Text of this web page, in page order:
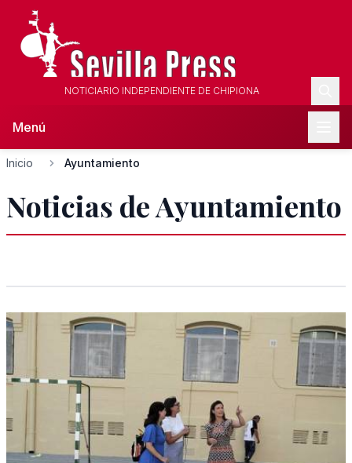
NOTICIARIO INDEPENDIENTE DE CHIPIONA
Menú
Inicio Ayuntamiento
Noticias de Ayuntamiento